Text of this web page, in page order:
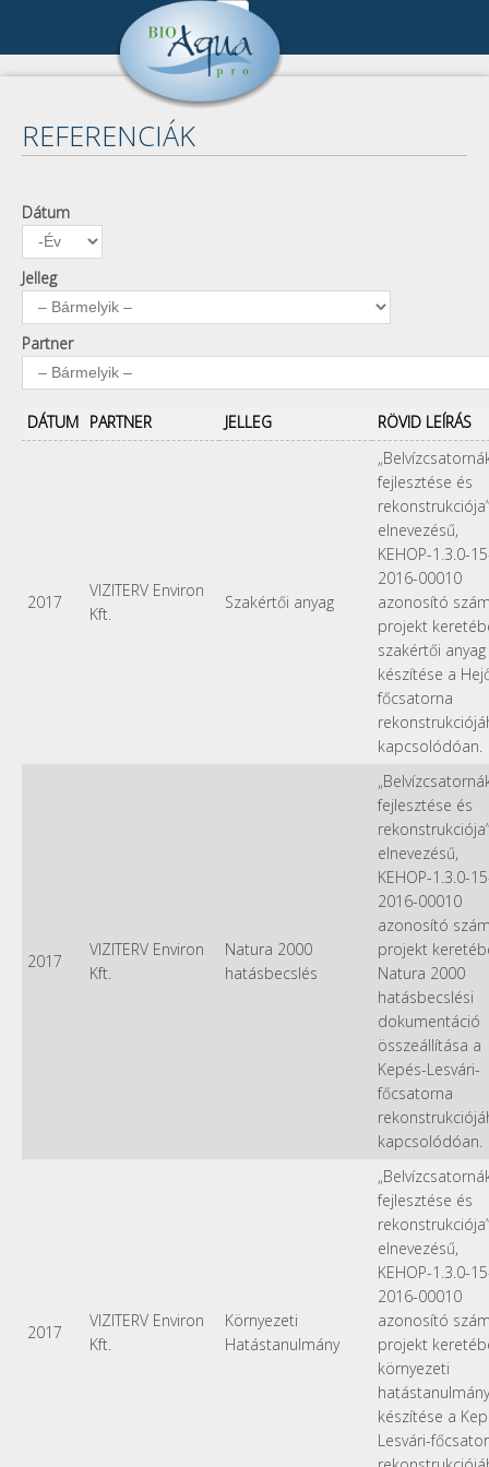
Cégünk
Referenciák
Összes referencia
Publikációk
REFERENCIÁK
Dátum
Dátum
Jelleg
Partner
DÁTUM PARTNER JELLEG RÖVID LEÍRÁS
2017
VIZITERV Environ
Kft.
Szakértői anyag
fejlesztése és
rekonstrukciója”
elnevezésű,
KEHOP-1.3.0-
2016-00010
azonosító
projekt
szakértői anyag
készítése a
főcsatorna
kapcsolódóan.
2017
VIZITERV Environ
Kft.
Natura 2000
hatásbecslés
fejlesztése és
rekonstrukciója”
elnevezésű,
KEHOP-1.3.0-
2016-00010
azonosító
projekt
Natura 2000
hatásbecslési
dokumentáció
összeállítása a
Kepés-Lesvári-
főcsatorna
kapcsolódóan.
2017
VIZITERV Environ
Kft.
Környezeti
Hatástanulmány
fejlesztése és
rekonstrukciója”
elnevezésű,
KEHOP-1.3.0-
2016-00010
azonosító
projekt
környezeti
hatástanulmány
készítése a
Lesvári-
DSC_0708.jpg